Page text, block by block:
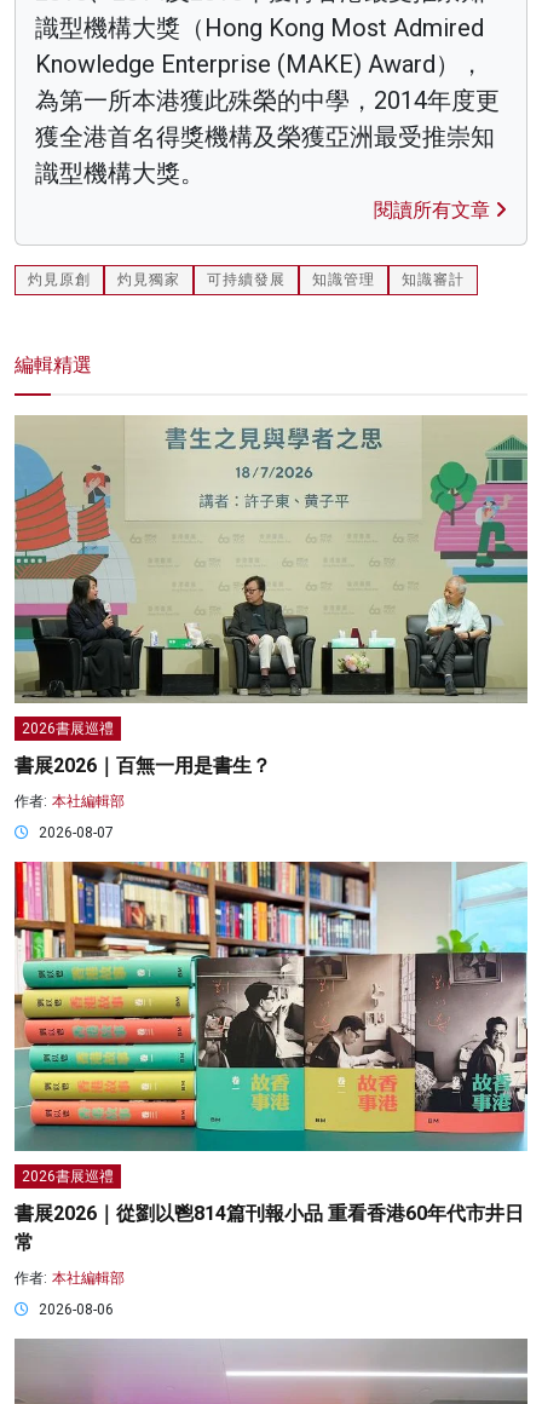
識型機構大獎（Hong Kong Most Admired
Knowledge Enterprise (MAKE) Award），
為第一所本港獲此殊榮的中學，2014年度更
獲全港首名得獎機構及榮獲亞洲最受推崇知
識型機構大獎。
閱讀所有文章
灼見原創 灼見獨家 可持續發展 知識管理 知識審計
編輯精選
2026書展巡禮
書展2026｜百無一用是書生？
作者: 本社編輯部
2026-08-07
2026書展巡禮
書展2026｜從劉以鬯814篇刊報小品 重看香港60年代市井日
常
作者: 本社編輯部
2026-08-06